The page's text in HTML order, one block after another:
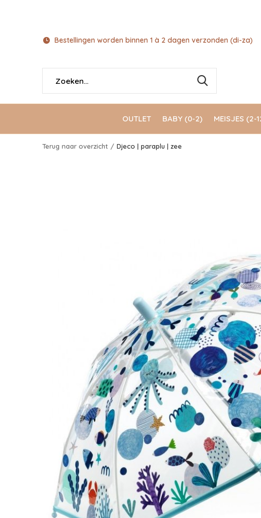
OUTLET BABY (0-2) MEISJES (2-
Bestellingen worden binnen 1 à 2 dagen verzonden (di-za)
Terug naar overzicht Djeco | paraplu | zee